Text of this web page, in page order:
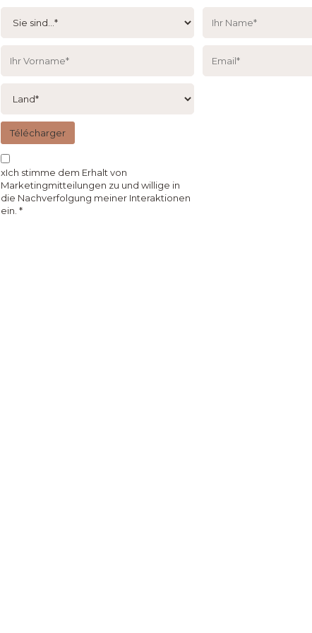
Télécharger
xIch stimme dem Erhalt von
Marketingmitteilungen zu und willige in
die Nachverfolgung meiner Interaktionen
ein. *